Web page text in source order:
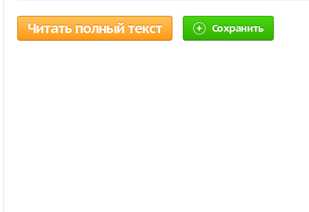
Читать полный текст Сохранить